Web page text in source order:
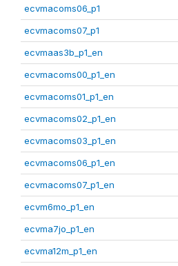
ecvmacoms06_p1
ecvmacoms07_p1
ecvmaas3b_p1_en
ecvmacoms00_p1_en
ecvmacoms01_p1_en
ecvmacoms02_p1_en
ecvmacoms03_p1_en
ecvmacoms06_p1_en
ecvmacoms07_p1_en
ecvm6mo_p1_en
ecvma7jo_p1_en
ecvma12m_p1_en